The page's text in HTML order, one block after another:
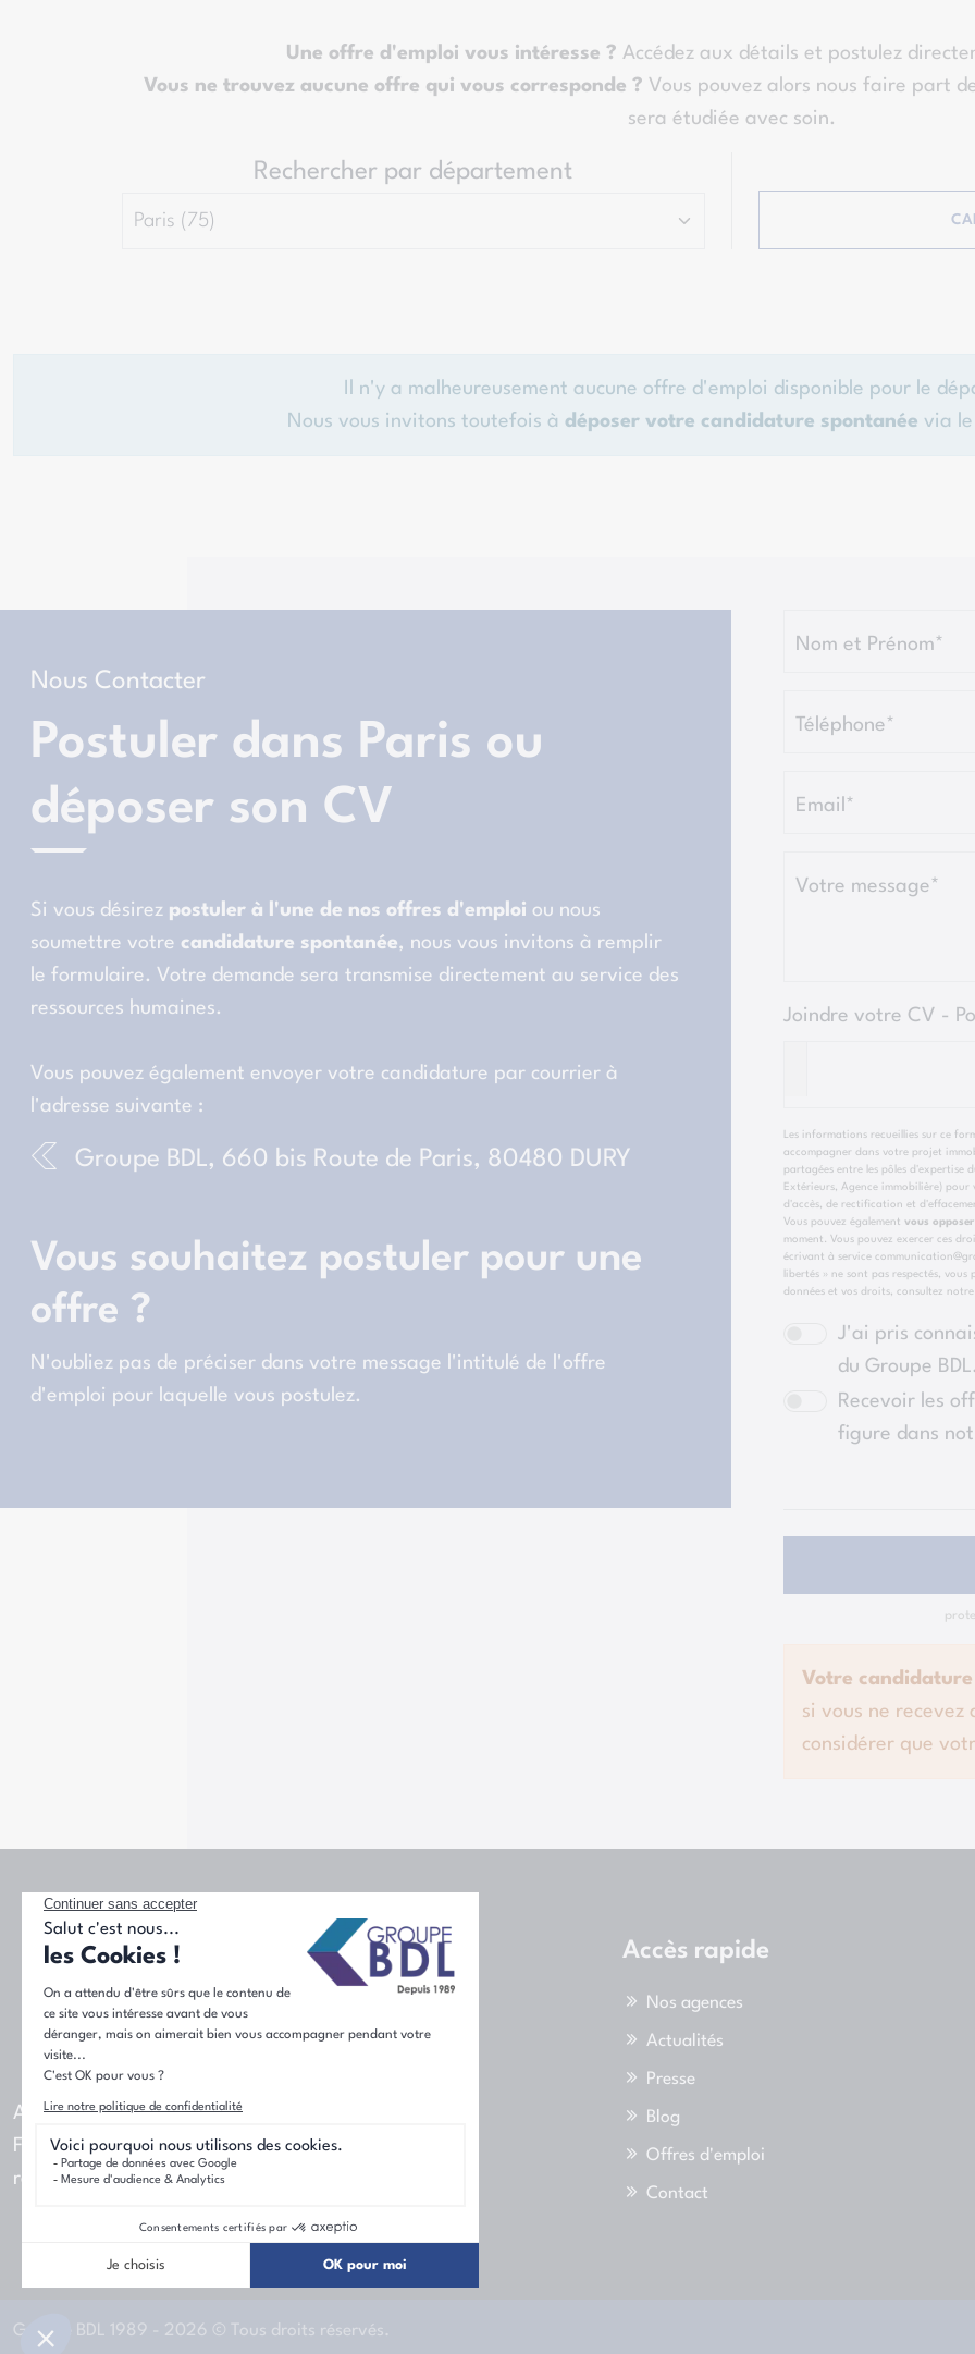
Une offre d'emploi vous intéresse ? Accédez aux détails et postulez
Vous ne trouvez aucune offre qui vous corresponde ? Vous pouvez alors nous faire part
sera étudiée avec soin.
Rechercher par département
Il n'y a malheureusement aucune offre d'emploi disponible pour le
Nous vous invitons toutefois à déposer votre candidature spontanée via
Nous Contacter
Postuler dans Paris ou
déposer son CV
Si vous désirez postuler à l'une de nos offres d'emploi ou nous
soumettre votre candidature spontanée, nous vous invitons à remplir
le formulaire. Votre demande sera transmise directement au service des
ressources humaines.
Vous pouvez également envoyer votre candidature par courrier à
l'adresse suivante :
Groupe BDL, 660 bis Route de Paris, 80480 DURY
Vous souhaitez postuler pour une
offre ?
N'oubliez pas de préciser dans votre message l'intitulé de l'offre
d'emploi pour laquelle vous postulez.
Nom et Prénom*
Téléphone*
Email*
Votre message*
Joindre votre CV -
Les informations recueillies sur ce
accompagner dans votre projet
partagées entre les pôles d'expertise
Extérieurs, Agence immobilière)
d'accès, de rectification et
Vous pouvez également vous
moment. Vous pouvez exercer ces
écrivant à service
libertés » ne sont pas respectés,
données et vos droits, consultez notre
J'ai pris
du Groupe BDL.
Recevoir les
figure dans
Votre
si vous ne
considérer que
Acteur majeur de l'immobilier dans le nord de la
France, le Groupe BDL est le premier constructeur
régional de maisons individuelles.
Accès rapide
Nos agences
Actualités
Presse
Blog
Offres d'emploi
Contact
Groupe BDL 1989 - 2026 © Tous droits réservés.